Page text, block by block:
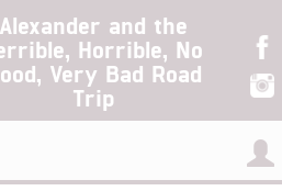
Alexander and the
Horrible, No
Very Bad Road
Trip